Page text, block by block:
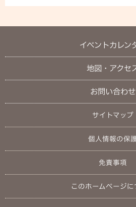
イベントカレン
地図・アクセ
お問い合わせ
サイトマップ
個人情報の保
免責事項
このホームページに